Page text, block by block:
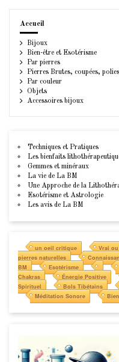
Accueil
Bijoux
Bien-être et Esotérisme
Par pierres
Pierres Brutes, coupées,
Par couleur
Objets
Accessoires bijoux
Techniques et Pratiques
Les bienfaits
Gemmes et minéraux
La vie de La BM
Une Approche de la
Esotérisme et Astrologie
Les avis de La BM
un oeil critique Vrai
pierres naturelles
BM
Esotérisme
Chakras
Énergie Positive
Spirituel
Bols Tibétains
Méditation Sonore